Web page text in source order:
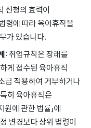
신청의 효력이
령에 따라 육아휴직을
가 있습니다.
: 취업규칙은 장래를
게 접수된 육아휴직
급 적용하여 거부하거나
히 육아휴직은
원에 관한 법률」에
변경보다 상위 법령이